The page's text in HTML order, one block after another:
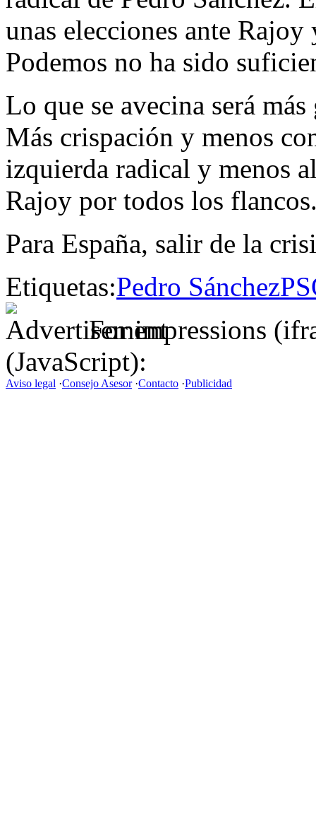
unas elecciones ante
Podemos no ha sido
Lo que se avecina será
Más crispación y menos
izquierda radical y menos
Rajoy por todos los
Para España, salir de la
Etiquetas:Pedro Sánchez
For impressions
(JavaScript):
Aviso legal ·Consejo Asesor·Contacto ·Publicidad